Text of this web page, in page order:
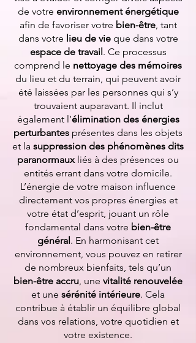
de votre environnement énergétique
afin de favoriser votre bien-être, tant
dans votre lieu de vieque dans votre
espace de travail. Ce processus
comprend le nettoyage des mémoires
du lieu et du terrain, qui peuvent avoir
été laissées par les personnes qui s’y
trouvaient auparavant. Il inclut
également l’élimination des énergies
perturbantes présentes dans les objets
et la suppression des phénomènes dits
paranormauxliés à des présences ou
entités errant dans votre domicile.
L’énergie de votre maison influence
directement vos propres énergies et
votre état d’esprit, jouant un rôle
fondamental dans votre bien-être
général. En harmonisant cet
environnement, vous pouvez en retirer
de nombreux bienfaits, tels qu’un
bien-être accru, une vitalité renouvelée
et une sérénité intérieure. Cela
contribue à établir un équilibre global
dans vos relations, votre quotidien et
votre existence.